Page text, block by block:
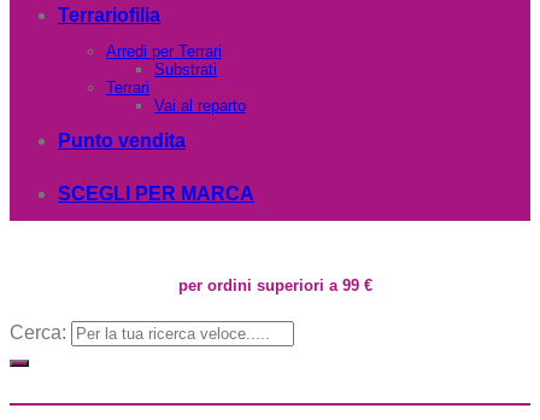
Terrariofilia
Arredi per Terrari
Substrati
Terrari
Vai al reparto
Punto vendita
SCEGLI PER MARCA
per ordini superiori a 99 €
Cerca: